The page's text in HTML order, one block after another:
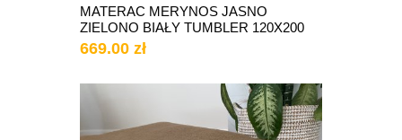
MATERAC MERYNOS JASNO
ZIELONO BIAŁY TUMBLER 120X200
669.00 zł